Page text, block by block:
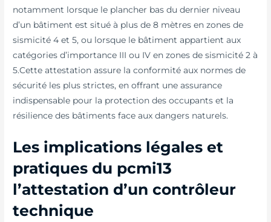
notamment lorsque le plancher bas du dernier niveau
d’un bâtiment est situé à plus de 8 mètres en zones de
sismicité 4 et 5, ou lorsque le bâtiment appartient aux
catégories d’importance III ou IV en zones de sismicité 2 à
5.Cette attestation assure la conformité aux normes de
sécurité les plus strictes, en offrant une assurance
indispensable pour la protection des occupants et la
résilience des bâtiments face aux dangers naturels.
Les implications légales et
pratiques du pcmi13
l’attestation d’un contrôleur
technique